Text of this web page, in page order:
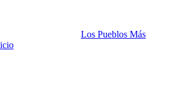
Los Pueblos Más